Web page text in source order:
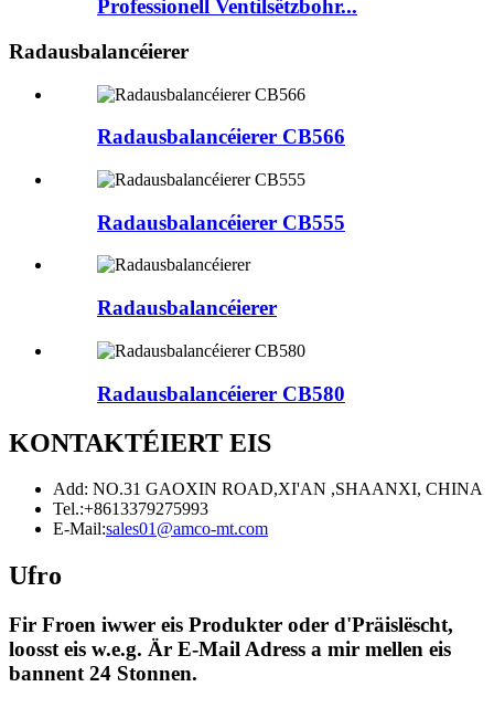
Professionell Ventilsëtzbohr...
Radausbalancéierer
Radausbalancéierer CB566
Radausbalancéierer CB555
Radausbalancéierer
Radausbalancéierer CB580
KONTAKTÉIERT EIS
Add: NO.31 GAOXIN ROAD,XI'AN ,SHAANXI, CHINA
Tel.:+8613379275993
E-Mail:sales01@amco-mt.com
Ufro
Fir Froen iwwer eis Produkter oder d'Präislëscht,
loosst eis w.e.g. Är E-Mail Adress a mir mellen eis
bannent 24 Stonnen.